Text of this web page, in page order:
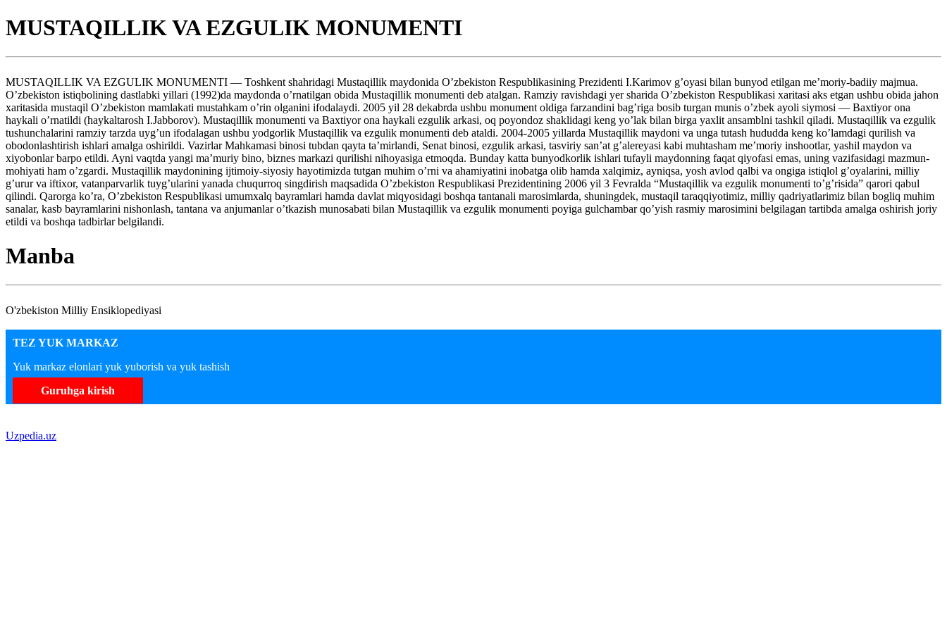
MUSTAQILLIK VA EZGULIK MONUMENTI
MUSTAQILLIK VA EZGULIK MONUMENTI — Toshkent shahridagi Mustaqillik maydonida O’zbekiston Respublikasining Prezidenti I.Karimov g’oyasi bilan bunyod etilgan me’moriy-badiiy majmua.
O’zbekiston istiqbolining dastlabki yillari (1992)da maydonda o’rnatilgan obida Mustaqillik monumenti deb atalgan. Ramziy ravishdagi yer sharida O’zbekiston Respublikasi xaritasi aks etgan ushbu obida jahon
xaritasida mustaqil O’zbekiston mamlakati mustahkam o’rin olganini ifodalaydi. 2005 yil 28 dekabrda ushbu monument oldiga farzandini bag’riga bosib turgan munis o’zbek ayoli siymosi — Baxtiyor ona
haykali o’rnatildi (haykaltarosh I.Jabborov). Mustaqillik monumenti va Baxtiyor ona haykali ezgulik arkasi, oq poyondoz shaklidagi keng yo’lak bilan birga yaxlit ansamblni tashkil qiladi. Mustaqillik va ezgulik
tushunchalarini ramziy tarzda uyg’un ifodalagan ushbu yodgorlik Mustaqillik va ezgulik monumenti deb ataldi. 2004-2005 yillarda Mustaqillik maydoni va unga tutash hududda keng ko’lamdagi qurilish va
obodonlashtirish ishlari amalga oshirildi. Vazirlar Mahkamasi binosi tubdan qayta ta’mirlandi, Senat binosi, ezgulik arkasi, tasviriy san’at g’alereyasi kabi muhtasham me’moriy inshootlar, yashil maydon va
xiyobonlar barpo etildi. Ayni vaqtda yangi ma’muriy bino, biznes markazi qurilishi nihoyasiga etmoqda. Bunday katta bunyodkorlik ishlari tufayli maydonning faqat qiyofasi emas, uning vazifasidagi mazmun-
mohiyati ham o’zgardi. Mustaqillik maydonining ijtimoiy-siyosiy hayotimizda tutgan muhim o’rni va ahamiyatini inobatga olib hamda xalqimiz, ayniqsa, yosh avlod qalbi va ongiga istiqlol g’oyalarini, milliy
g’urur va iftixor, vatanparvarlik tuyg’ularini yanada chuqurroq singdirish maqsadida O’zbekiston Respublikasi Prezidentining 2006 yil 3 Fevralda “Mustaqillik va ezgulik monumenti to’g’risida” qarori qabul
qilindi. Qarorga ko’ra, O’zbekiston Respublikasi umumxalq bayramlari hamda davlat miqyosidagi boshqa tantanali marosimlarda, shuningdek, mustaqil taraqqiyotimiz, milliy qadriyatlarimiz bilan bogliq muhim
sanalar, kasb bayramlarini nishonlash, tantana va anjumanlar o’tkazish munosabati bilan Mustaqillik va ezgulik monumenti poyiga gulchambar qo’yish rasmiy marosimini belgilagan tartibda amalga oshirish joriy
etildi va boshqa tadbirlar belgilandi.
Manba
O'zbekiston Milliy Ensiklopediyasi
TEZ YUK MARKAZ
Yuk markaz elonlari yuk yuborish va yuk tashish
Guruhga kirish
Uzpedia.uz